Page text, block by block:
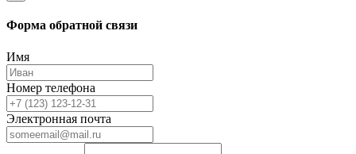
Форма обратной связи
Имя
Номер телефона
Электронная почта